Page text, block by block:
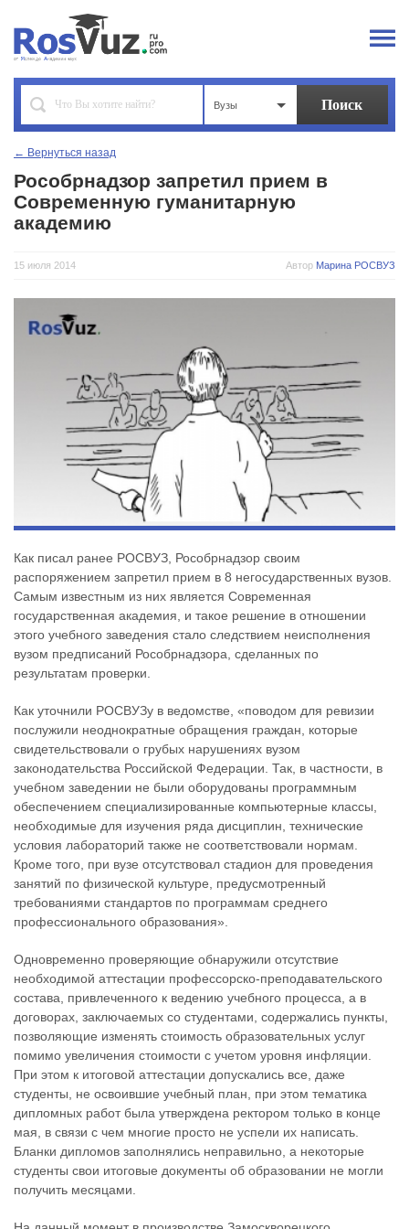
Вузы
← Вернуться назад
Рособрнадзор запретил прием в
Современную гуманитарную
академию
15 июля 2014 Автор Марина РОСВУЗ
Как писал ранее РОСВУЗ, Рособрнадзор своим
распоряжением запретил прием в 8 негосударственных вузов.
Самым известным из них является Современная
государственная академия, и такое решение в отношении
этого учебного заведения стало следствием неисполнения
вузом предписаний Рособрнадзора, сделанных по
результатам проверки.
Как уточнили РОСВУЗу в ведомстве, «поводом для ревизии
послужили неоднократные обращения граждан, которые
свидетельствовали о грубых нарушениях вузом
законодательства Российской Федерации. Так, в частности, в
учебном заведении не были оборудованы программным
обеспечением специализированные компьютерные классы,
необходимые для изучения ряда дисциплин, технические
условия лабораторий также не соответствовали нормам.
Кроме того, при вузе отсутствовал стадион для проведения
занятий по физической культуре, предусмотренный
требованиями стандартов по программам среднего
профессионального образования».
Одновременно проверяющие обнаружили отсутствие
необходимой аттестации профессорско-преподавательского
состава, привлеченного к ведению учебного процесса, а в
договорах, заключаемых со студентами, содержались пункты,
позволяющие изменять стоимость образовательных услуг
помимо увеличения стоимости с учетом уровня инфляции.
При этом к итоговой аттестации допускались все, даже
студенты, не освоившие учебный план, при этом тематика
дипломных работ была утверждена ректором только в конце
мая, в связи с чем многие просто не успели их написать.
Бланки дипломов заполнялись неправильно, а некоторые
студенты свои итоговые документы об образовании не могли
получить месяцами.